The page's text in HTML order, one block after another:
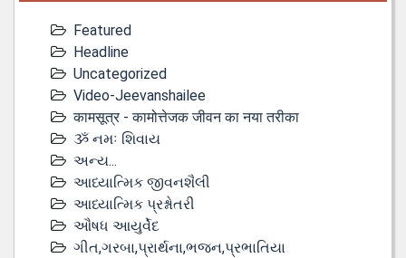
Featured
Headline
Uncategorized
Video-Jeevanshailee
कामसूत्र - कामोत्तेजक जीवन का नया तरीका
ૐ નમઃ શિવાય
અન્ય...
આધ્યાત્મિક જીવનશૈલી
આધ્યાત્મિક પ્રશ્નોતરી
ઔષધ આયુર્વેદ
ગીત,ગરબા,પ્રાર્થના,ભજન,પ્રભાતિયા